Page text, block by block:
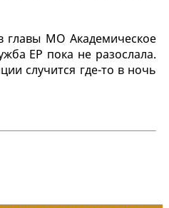
главы МО Академическое
ЕР пока не разослала.
случится где-то в ночь